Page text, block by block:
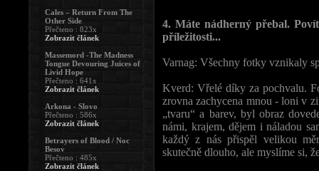
4. Máte nádherný přebal.
příležitosti...
Varnag: Všechny fotky vznikaly
Kverd: Vřelé díky za pochvalu.
zrovna zachycena mnou - loni v
„tvaru“ a barev, byl obraz
námi, krajem, dějem i náladou
každý z nás přispěl velikou
skutečně dlouho, ale myslíme si,
Cales – Return From The
Other Side
Přečteno : 823x
Zobrazit článek
Massemord -The Madness
Tongue Devouring Juices of
Livid Hope
Přečteno : 641x
Zobrazit článek
Arkona - Slovo
Přečteno : 586x
Zobrazit článek
Betrayers of Blood / Noc
Besov
Přečteno : 485x
Zobrazit článek